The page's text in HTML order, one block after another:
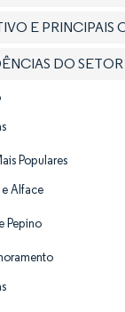
E PRINCIPAIS
DO SETOR
Populares
Alface
Pepino